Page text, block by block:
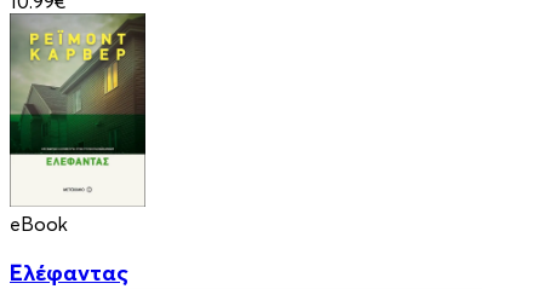
eBook
Ελέφαντας